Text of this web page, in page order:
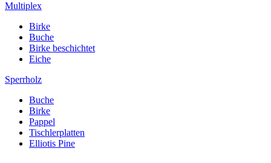
Multiplex
Birke
Buche
Birke beschichtet
Eiche
Sperrholz
Buche
Birke
Pappel
Tischlerplatten
Elliotis Pine